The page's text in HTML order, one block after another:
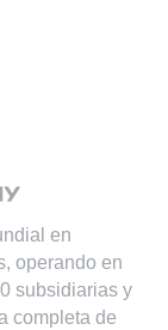
en
operando en
subsidiarias y
completa de